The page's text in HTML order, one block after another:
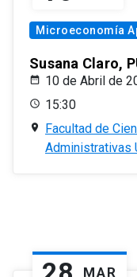
Microeconomía
Susana Claro,
10 de Abril de
15:30
Facultad de
Administrativas
MAR